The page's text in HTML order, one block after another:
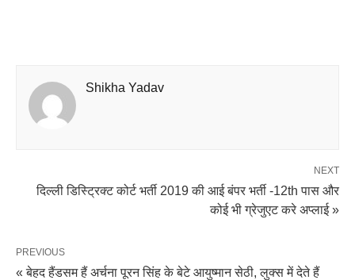
Shikha Yadav
NEXT
दिल्ली डिस्ट्रिक्ट कोर्ट भर्ती 2019 की आई बंपर भर्ती -12th पास और
कोई भी ग्रेजुएट करे अप्लाई »
PREVIOUS
« बेहद हैंडसम हैं अर्चना पूरन सिंह के बेटे आयुष्मान सेठी, लुक्स में देते हैं